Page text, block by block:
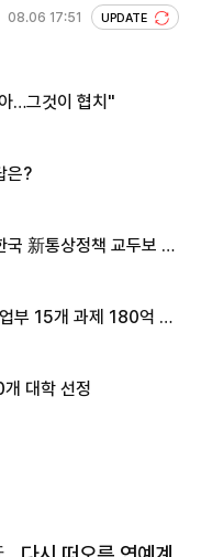
08.06 17:51 UPDATE
…그것이 협치"
은?
新통상정책 교두보 활
부 15개 과제 180억 지
대학 선정